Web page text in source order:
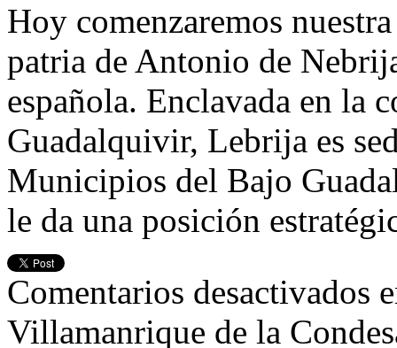
Hoy comenzaremos
patria de Antonio de
española. Enclavada en la
Guadalquivir, Lebrija es
Municipios del Bajo
le da una posición
Comentarios desactivados
Villamanrique de la